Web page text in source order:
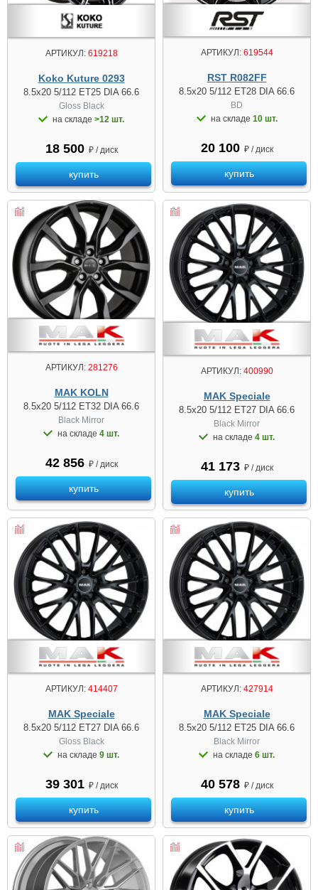
АРТИКУЛ:619218
Koko Kuture 0293
8.5x20 5/112 ET25 DIA 66.6
Gloss Black
на складе >12 шт.
18 500 ₽ / диск
купить
АРТИКУЛ:619544
RST R082FF
8.5x20 5/112 ET28 DIA 66.6
BD
на складе 10 шт.
20 100 ₽ / диск
купить
АРТИКУЛ:281276
MAK KOLN
8.5x20 5/112 ET32 DIA 66.6
Black Mirror
на складе 4 шт.
42 856 ₽ / диск
купить
АРТИКУЛ:400990
MAK Speciale
8.5x20 5/112 ET27 DIA 66.6
Black Mirror
на складе 4 шт.
41 173 ₽ / диск
купить
АРТИКУЛ:414407
MAK Speciale
8.5x20 5/112 ET27 DIA 66.6
Gloss Black
на складе 9 шт.
39 301 ₽ / диск
купить
АРТИКУЛ:427914
MAK Speciale
8.5x20 5/112 ET25 DIA 66.6
Black Mirror
на складе 6 шт.
40 578 ₽ / диск
купить